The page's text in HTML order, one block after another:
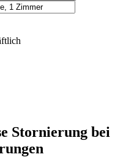
Stornierung bei